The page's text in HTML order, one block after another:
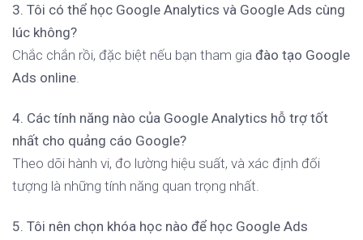
3. Tôi có thể học Google Analytics và Google Ads cùng
lúc không?
Chắc chắn rồi, đặc biệt nếu bạn tham gia đào tạo Google
Ads online
4. Các tính năng nào của Google Analytics hỗ trợ tốt
nhất cho quảng cáo Google?
Theo dõi hành vi, đo lường hiệu suất, và xác định đối
tượng là những tính năng quan trọng nhất.
5. Tôi nên chọn khóa học nào để học Google Ads